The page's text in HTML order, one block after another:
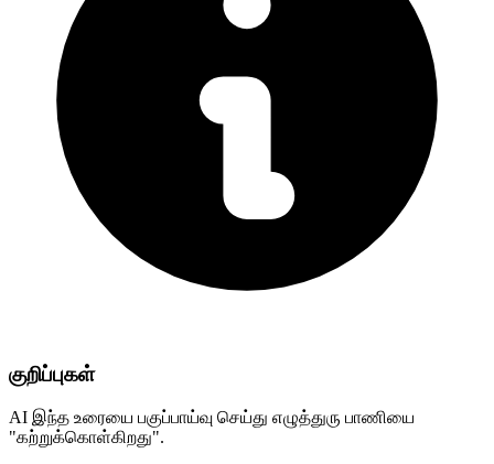
குறிப்புகள்
AI இந்த உரையை பகுப்பாய்வு செய்து எழுத்துரு பாணியை
"கற்றுக்கொள்கிறது".